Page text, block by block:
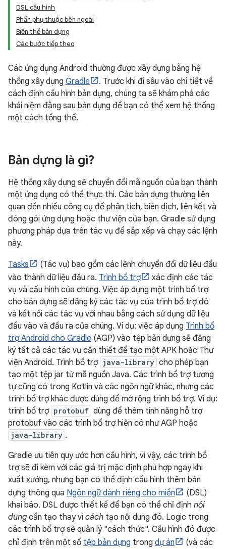
DSL cấu hình
Phần phụ thuộc bên ngoài
Biến thể bản dựng
Các bước tiếp theo
Các ứng dụng Android thường được xây dựng bằng hệ
thống xây dựng Gradle
. Trước khi đi sâu vào chi tiết về
cách định cấu hình bản dựng, chúng ta sẽ khám phá các
khái niệm đằng sau bản dựng để bạn có thể xem hệ thống
một cách tổng thể.
Bản dựng là gì?
Hệ thống xây dựng sẽ chuyển đổi mã nguồn của bạn thành
một ứng dụng có thể thực thi. Các bản dựng thường liên
quan đến nhiều công cụ để phân tích, biên dịch, liên kết và
đóng gói ứng dụng hoặc thư viện của bạn. Gradle sử dụng
phương pháp dựa trên tác vụ để sắp xếp và chạy các lệnh
này.
Tasks
(Tác vụ) bao gồm các lệnh chuyển đổi dữ liệu đầu
vào thành dữ liệu đầu ra. Trình bổ trợ
xác định các tác
vụ và cấu hình của chúng. Việc áp dụng một trình bổ trợ
cho bản dựng sẽ đăng ký các tác vụ của trình bổ trợ đó
và kết nối các tác vụ với nhau bằng cách sử dụng dữ liệu
đầu vào và đầu ra của chúng. Ví dụ: việc áp dụng Trình bổ
trợ Android cho Gradle (AGP) vào tệp bản dựng sẽ đăng
ký tất cả các tác vụ cần thiết để tạo một APK hoặc Thư
viện Android. Trình bổ trợ java-library cho phép bạn
tạo một tệp jar từ mã nguồn Java. Các trình bổ trợ tương
tự cũng có trong Kotlin và các ngôn ngữ khác, nhưng các
trình bổ trợ khác được dùng để mở rộng trình bổ trợ. Ví dụ:
trình bổ trợ protobuf dùng để thêm tính năng hỗ trợ
protobuf vào các trình bổ trợ hiện có như AGP hoặc
java-library .
Gradle ưu tiên quy ước hơn cấu hình, vì vậy, các trình bổ
trợ sẽ đi kèm với các giá trị mặc định phù hợp ngay khi
xuất xưởng, nhưng bạn có thể định cấu hình thêm bản
dựng thông qua Ngôn ngữ dành riêng cho miền
(DSL)
khai báo. DSL được thiết kế để bạn có thể chỉ định nội
dung cần tạo thay vì cách tạo nội dung đó. Logic trong
các trình bổ trợ sẽ quản lý "cách thức". Cấu hình đó được
chỉ định trên một số tệp bản dựng trong dự án
(và các